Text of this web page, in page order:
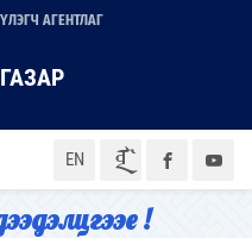
АГЕНТЛАГ
EN ᠮᠣᠨ
!